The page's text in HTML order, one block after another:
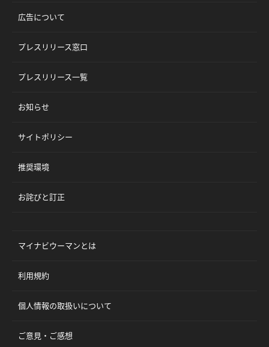
広告について
プレスリリース窓口
プレスリリース一覧
お知らせ
サイトポリシー
推奨環境
お詫びと訂正
マイナビウーマンとは
利用規約
個人情報の取扱いについて
ご意見・ご感想